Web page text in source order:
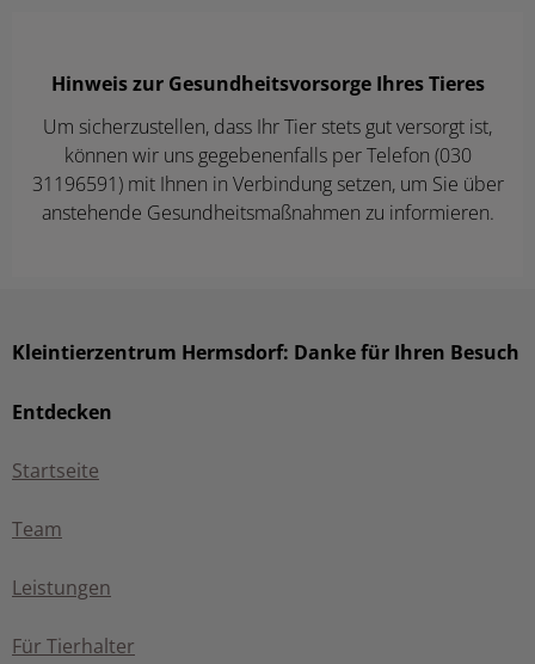
Hinweis zur Gesundheitsvorsorge Ihres Tieres
Um sicherzustellen, dass Ihr Tier stets gut versorgt ist,
können wir uns gegebenenfalls per Telefon (030
31196591) mit Ihnen in Verbindung setzen, um Sie über
anstehende Gesundheitsmaßnahmen zu informieren.
Entdecken
Startseite
Team
Leistungen
Für Tierhalter
Kleintierzentrum Hermsdorf: Danke für Ihren Besuch